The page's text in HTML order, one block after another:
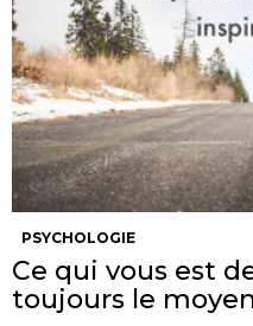
PSYCHOLOGIE
Ce qui vous est
toujours le